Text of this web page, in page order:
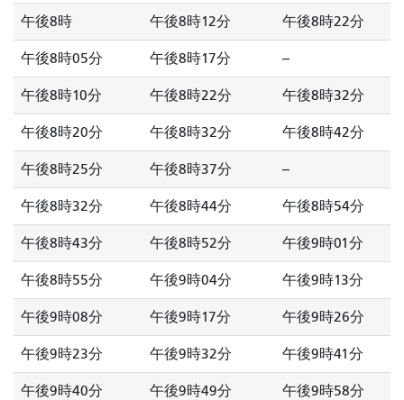
午後8時 午後8時12分 午後8時22分
午後8時05分 午後8時17分 --
午後8時10分 午後8時22分 午後8時32分
午後8時20分 午後8時32分 午後8時42分
午後8時25分 午後8時37分 --
午後8時32分 午後8時44分 午後8時54分
午後8時43分 午後8時52分 午後9時01分
午後8時55分 午後9時04分 午後9時13分
午後9時08分 午後9時17分 午後9時26分
午後9時23分 午後9時32分 午後9時41分
午後9時40分 午後9時49分 午後9時58分